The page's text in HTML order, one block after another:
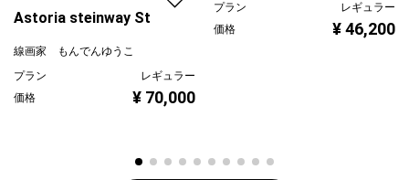
Astoria steinway St
線画家 もんでんゆうこ
プラン
レギュラー
価格
¥ 70,000
プラン
レギュラー
価格
¥ 46,200